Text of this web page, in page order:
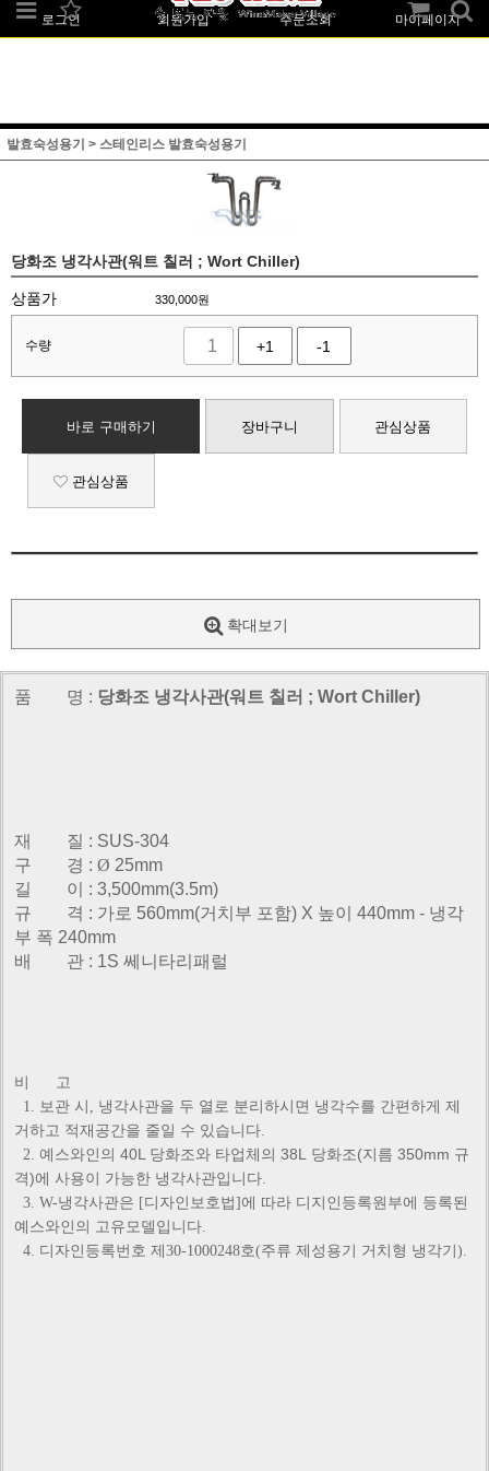
로그인 회원가입 주문조회 마이페이지
발효숙성용기 > 스테인리스 발효숙성용기
당화조 냉각사관(워트 칠러 ; Wort Chiller)
상품가 330,000원
수량 +1 -1
바로 구매하기 장바구니 관심상품
관심상품
확대보기
품 명 : 당화조 냉각사관(워트 칠러 ; Wort Chiller)
재 질 : SUS-304
구 경 : Ø 25mm
길 이 : 3,500mm(3.5m)
규 격 : 가로 560mm(거치부 포함) X 높이 440mm - 냉각
부 폭 240mm
배 관 : 1S 쎄니타리패럴
비 고
1. 보관 시, 냉각사관을 두 열로 분리하시면 냉각수를 간편하게 제
거하고 적재공간을 줄일 수 있습니다.
2. 예스와인의 40L 당화조와 타업체의 38L 당화조(지름 350mm 규
격)에 사용이 가능한 냉각사관입니다.
3. W-냉각사관은 [디자인보호법]에 따라 디지인등록원부에 등록된
예스와인의 고유모델입니다.
4. 디자인등록번호 제30-1000248호(주류 제성용기 거치형 냉각기).